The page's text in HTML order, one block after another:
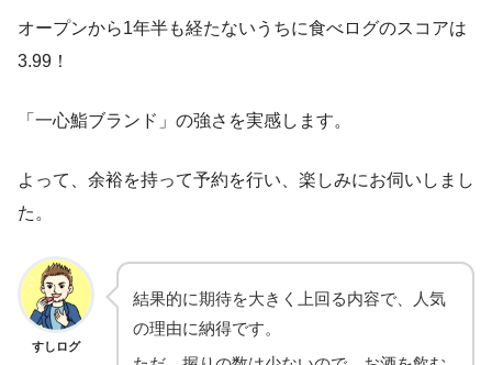
オープンから1年半も経たないうちに食べログのスコアは
3.99！
「一心鮨ブランド」の強さを実感します。
よって、余裕を持って予約を行い、楽しみにお伺いしまし
た。
すしログ
結果的に期待を大きく上回る内容で、人気
の理由に納得です。